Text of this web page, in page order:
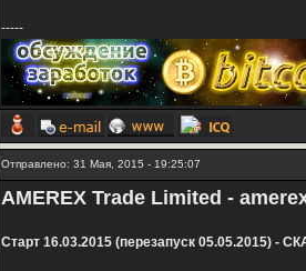
-----
Отправлено: 31 Мая, 2015 - 19:25:07
AMEREX Trade Limited -
Старт 16.03.2015 (перезапуск 05.05.2015) -